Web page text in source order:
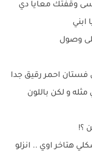
وقفتك معايا دي
ابني
وصول
فستان احمر رقيق جدا
و لكن باللون
؟!
هتاخر اوي .. انزلو